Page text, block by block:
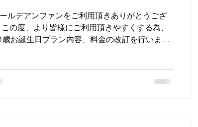
ルデアンファンをご利用頂きありがとうござ
の度、より皆様にご利用頂きやすくする為、
歳お誕生日プラン内容、料金の改訂を行います
で、ご希望の方はご連絡をお願い致します。 ■